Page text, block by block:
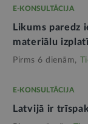
E-KONSULTĀCIJA
Likums paredz
materiālu
Pirms 6 dienām,
E-KONSULTĀCIJA
Latvijā ir